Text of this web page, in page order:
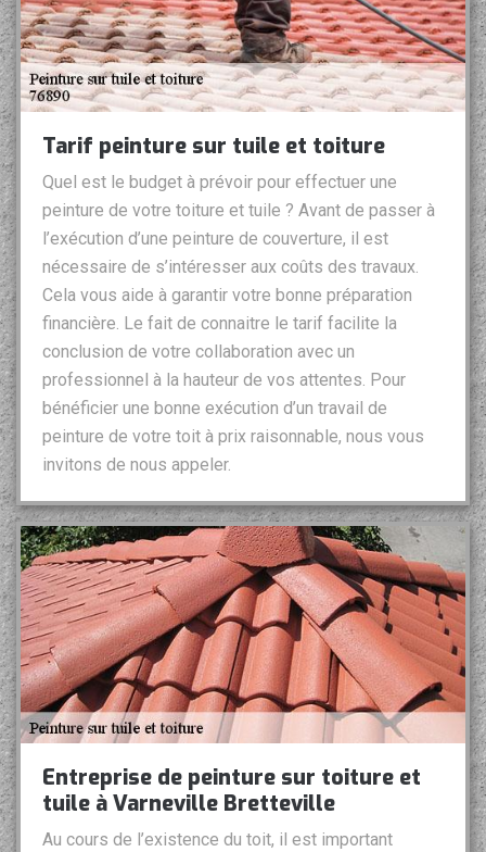
Tarif peinture sur tuile et toiture
Quel est le budget à prévoir pour effectuer une
peinture de votre toiture et tuile ? Avant de passer à
l’exécution d’une peinture de couverture, il est
nécessaire de s’intéresser aux coûts des travaux.
Cela vous aide à garantir votre bonne préparation
financière. Le fait de connaitre le tarif facilite la
conclusion de votre collaboration avec un
professionnel à la hauteur de vos attentes. Pour
bénéficier une bonne exécution d’un travail de
peinture de votre toit à prix raisonnable, nous vous
invitons de nous appeler.
Entreprise de peinture sur toiture et
tuile à Varneville Bretteville
Au cours de l’existence du toit, il est important